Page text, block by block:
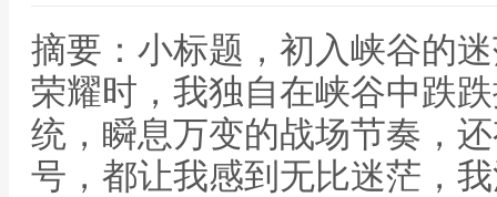
摘要：小标题，初入峡谷的
荣耀时，我独自在峡谷中跌
统，瞬息万变的战场节奏，
号，都让我感到无比迷茫，